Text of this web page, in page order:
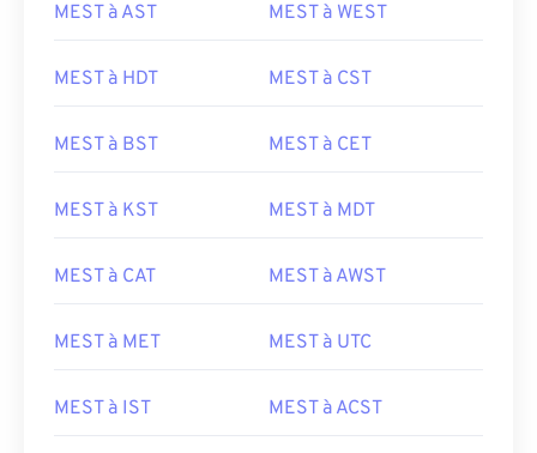
MEST à AST MEST à WEST
MEST à HDT MEST à CST
MEST à BST MEST à CET
MEST à KST MEST à MDT
MEST à CAT MEST à AWST
MEST à MET MEST à UTC
MEST à IST MEST à ACST